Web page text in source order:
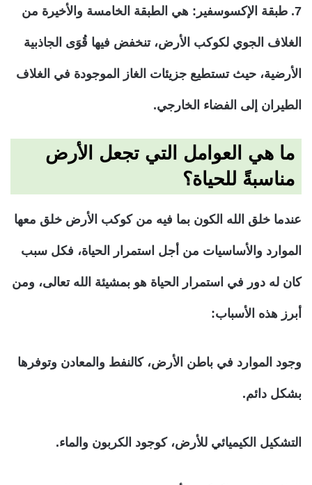
7. طبقة الإكسوسفير : هي الطبقة الخامسة والأخيرة من
الغلاف الجوي لكوكب الأرض، تنخفض فيها قُوَى الجاذبية
الأرضية، حيث تستطيع جزيئات الغاز الموجودة في الغلاف
الطيران إلى الفضاء الخارجي.
ما هي العوامل التي تجعل الأرض
مناسبةً للحياة؟
عندما خلق الله الكون بما فيه من كوكب الأرض خلق معها
الموارد والأساسيات من أجل استمرار الحياة، فكل سبب
كان له دور في استمرار الحياة هو بمشيئة الله تعالى، ومن
أبرز هذه الأسباب:
وجود الموارد في باطن الأرض، كالنفط والمعادن وتوفرها
بشكل دائم.
التشكيل الكيميائي للأرض، كوجود الكربون والماء.